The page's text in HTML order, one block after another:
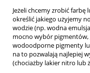
Jeżeli chcemy zrobić
określić jakiego użyjemy
wodzie (np. wodna
mocno wybór
wodoodporne pigmenty
na to pozwalają najlepiej
(chociażby lakier nitro lub